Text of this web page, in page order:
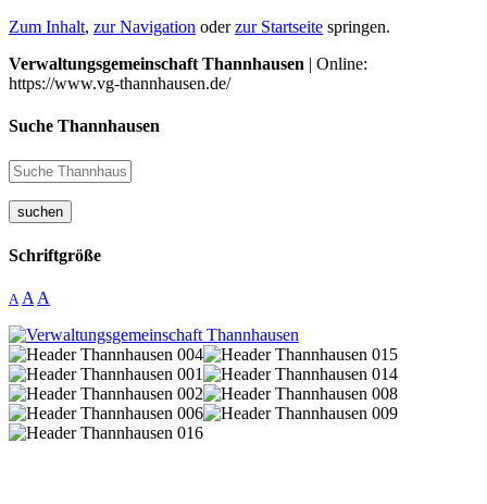
Zum Inhalt, zur Navigation oderzur Startseite springen.
Verwaltungsgemeinschaft Thannhausen | Online:
https://www.vg-thannhausen.de/
Suche Thannhausen
suchen
Schriftgröße
A A A